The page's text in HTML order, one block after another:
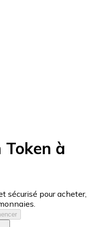
à
sécurisé pour acheter,